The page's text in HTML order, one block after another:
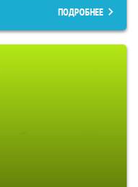
ПОДРОБНЕЕ